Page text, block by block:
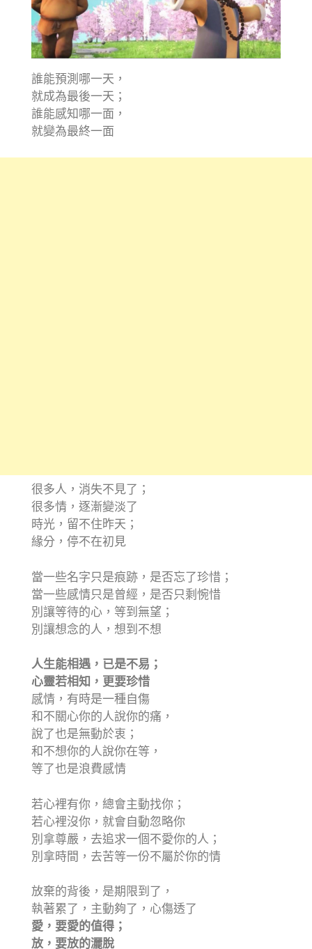
誰能預測哪一天，
就成為最後一天；
誰能感知哪一面，
就變為最終一面
很多人，消失不見了；
很多情，逐漸變淡了
時光，留不住昨天；
緣分，停不在初見
當一些名字只是痕跡，是否忘了珍惜；
當一些感情只是曾經，是否只剩惋惜
別讓等待的心，等到無望；
別讓想念的人，想到不想
人生能相遇，已是不易；
心靈若相知，更要珍惜
感情，有時是一種自傷
和不關心你的人說你的痛，
說了也是無動於衷；
和不想你的人說你在等，
等了也是浪費感情
若心裡有你，總會主動找你；
若心裡沒你，就會自動忽略你
別拿尊嚴，去追求一個不愛你的人；
別拿時間，去苦等一份不屬於你的情
放棄的背後，是期限到了，
執著累了，主動夠了，心傷透了
愛，要愛的值得；
放，要放的灑脫